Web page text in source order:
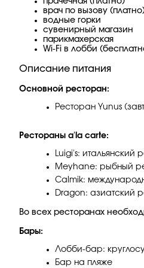
врач по вызову
водные горки
сувенирный магазин
парикмахерская
Wi-Fi в лобби
Описание питания
Основной ресторан:
Ресторан Yunus
Рестораны a'la carte:
Luigi's: итальянский
Meyhane: рыбный
Calmik:
Dragon: азиатский
Во всех ресторанах
Бары:
Лобби-бар:
Бар на пляже